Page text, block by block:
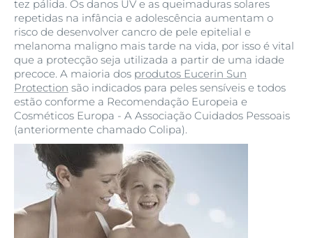
tez pálida. Os danos UV e as queimaduras solares
repetidas na infância e adolescência aumentam o
risco de desenvolver cancro de pele epitelial e
melanoma maligno mais tarde na vida, por isso é vital
que a protecção seja utilizada a partir de uma idade
precoce. A maioria dos produtos Eucerin Sun
Protection são indicados para peles sensíveis e todos
estão conforme a Recomendação Europeia e
Cosméticos Europa - A Associação Cuidados Pessoais
(anteriormente chamado Colipa).